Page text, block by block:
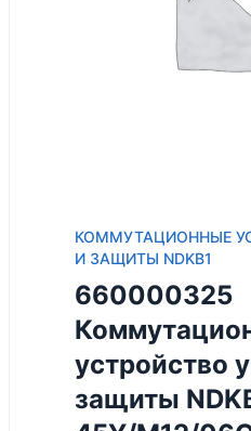
КОММУТАЦИОННЫЕ
И ЗАЩИТЫ NDKB1
660000325
устройство
защиты